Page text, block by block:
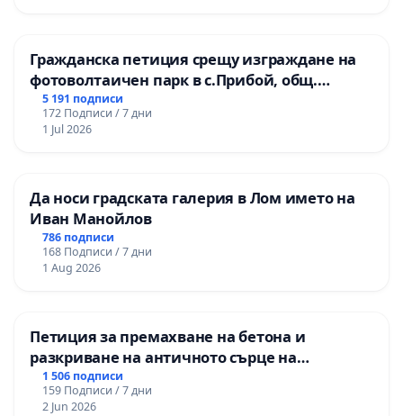
Гражданска петиция срещу изграждане на
фотоволтаичен парк в с.Прибой, общ.
Радомир
5 191 подписи
172 Подписи / 7 дни
1 Jul 2026
Да носи градската галерия в Лом името на
Иван Манойлов
786 подписи
168 Подписи / 7 дни
1 Aug 2026
Петиция за премахване на бетона и
разкриване на античното сърце на
Могиланската могила във Враца
1 506 подписи
159 Подписи / 7 дни
2 Jun 2026